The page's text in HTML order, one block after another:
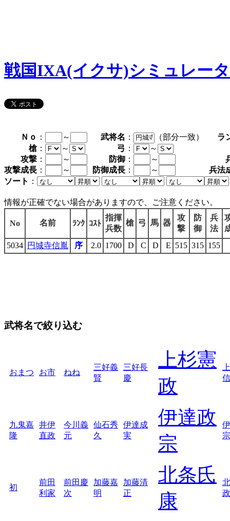
戦国IXA(イクサ)シミュレー
Ｎｏ ： ～ 武将名 ： （部分一致）
ラ
槍 ： ～ 弓 ：
～
攻撃 ： ～ 防御 ： ～
攻撃成長 ： ～ 防御成長 ： ～
兵法
ソート ：
情報が正確でない場合がありますので、ご注意ください。
No 名前 ﾗﾝｸ ｺｽﾄ
指揮
兵数
槍 弓 馬 器
攻
撃
防
御
兵
法
5034 円城寺信胤 序 2.0 1700 D C D E 515 315 155
武将名で絞り込む
おまつ お市 ねね
三好義
賢
三好長
慶
上杉憲
政
信
九鬼嘉
隆
井伊
直政
今川義
元
仙石秀
久
伊達成
実
伊達政
宗
宗
初
前田
利家
前田慶
次
加藤嘉
明
加藤清
正
北条氏
康
政